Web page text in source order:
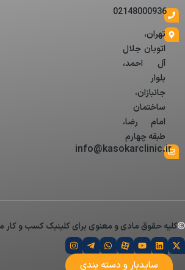
سایدبار و دسته بندی
02148000936
تهران،
اتوبان جلال
آل احمد،
بلوار
جانبازان،
ساختمان
امام رضا،
طبقه چهارم
info@kasokarclinic.ir
کلیه حقوق مادی و معنوی برای کلینیک کسب و